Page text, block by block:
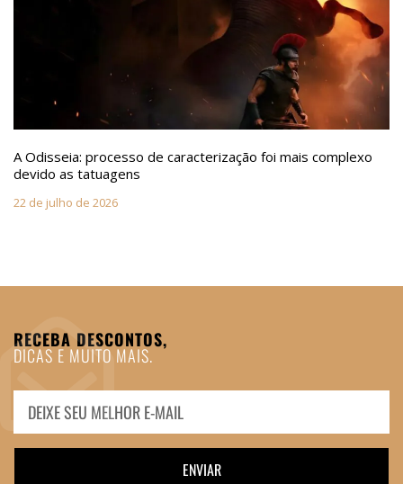
A Odisseia: processo de caracterização foi mais complexo
devido as tatuagens
22 de julho de 2026
RECEBA DESCONTOS,
DICAS E MUITO MAIS.
ENVIAR